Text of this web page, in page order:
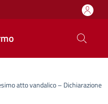
atto vandalico – Dichiarazione